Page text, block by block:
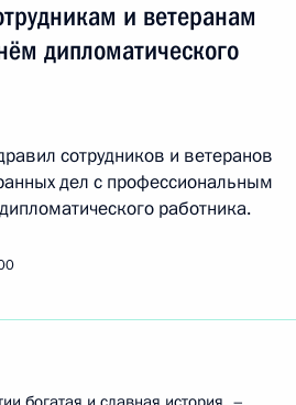
и ветеранам
дипломатического
сотрудников и ветеранов
дел с профессиональным
работника.